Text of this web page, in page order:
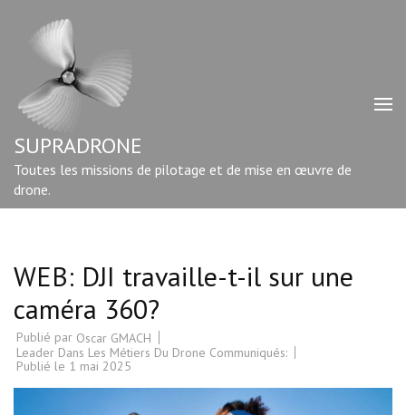
contenu
Entrée)
SUPRADRONE
Toutes les missions de pilotage et de mise en œuvre de
drone.
WEB: DJI travaille-t-il sur une
caméra 360?
Publié par Oscar GMACH
Leader Dans Les Métiers Du Drone Communiqués:
Publié le 1 mai 2025